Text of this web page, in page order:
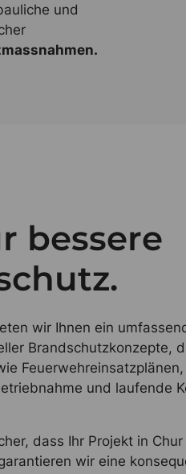
und
bessere
wir Ihnen ein
Brandschutzkonzepte,
und laufende
dass Ihr Projekt in
wir eine